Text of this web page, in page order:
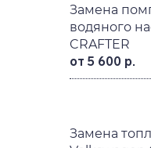
Замена
водяного
CRAFTER
от 5 600 р.
Замена